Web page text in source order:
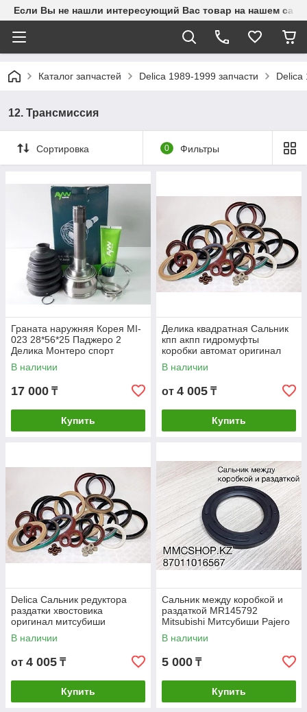
Если Вы не нашли интересующий Вас товар на нашем
Каталог запчастей Delica 1989-1999 запчасти Delica
12. Трансмиссия
Сортировка 0 Фильтры
Граната наружняя Корея MI-
023 28*56*25 Паджеро 2
Делика Монтеро спорт
В наличии
17 000 ₸
Купить
Делика квадратная Сальник
кпп акпп гидромуфты
коробки автомат оригинал
митсубиши mitsubishi
В наличии
от 4 005 ₸
Купить
Delica Сальник редуктора
раздатки хвостовика
оригинал митсубиши
mitsubishi Делика Квадратная
В наличии
от 4 005 ₸
Купить
Сальник между коробкой и
раздаткой MR145792
Mitsubishi Митсубиши Pajero
Паджеро Delica Делика
Montero L200
В наличии
5 000 ₸
Купить